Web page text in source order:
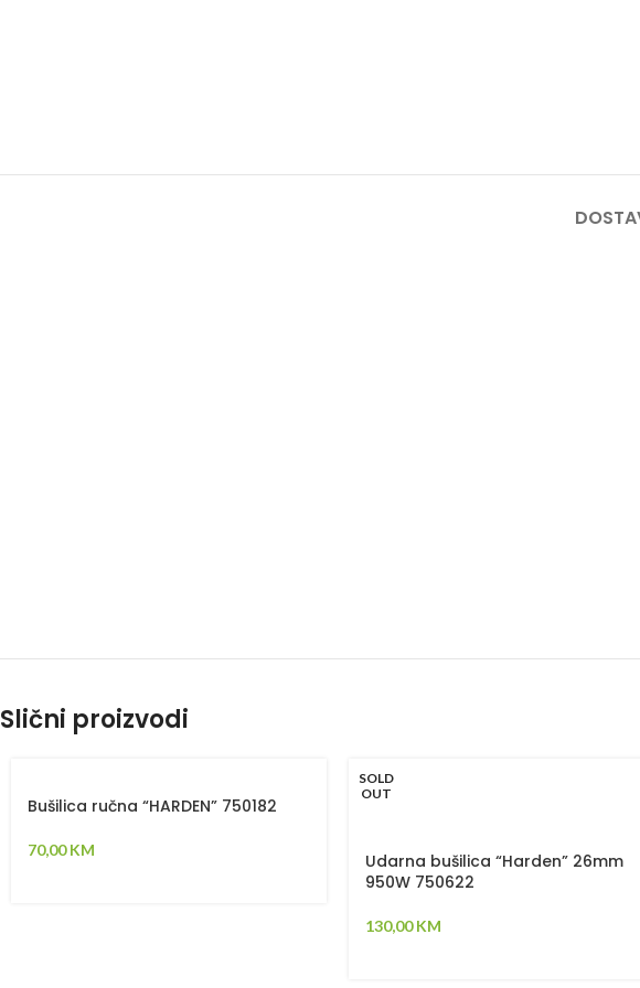
Slični proizvodi
Bušilica ručna “HARDEN” 750182
70,00KM
SOLD
OUT
Udarna bušilica “Harden” 26mm
950W 750622
130,00KM